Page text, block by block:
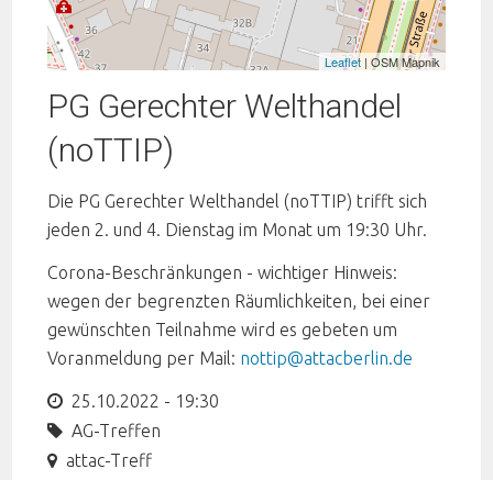
Leaflet| OSM Mapnik
PG Gerechter Welthandel
(noTTIP)
Die PG Gerechter Welthandel (noTTIP) trifft sich
jeden 2. und 4. Dienstag im Monat um 19:30 Uhr.
Corona-Beschränkungen - wichtiger Hinweis:
wegen der begrenzten Räumlichkeiten, bei einer
gewünschten Teilnahme wird es gebeten um
Voranmeldung per Mail: nottip@attacberlin.de
25.10.2022 - 19:30
AG-Treffen
attac-Treff